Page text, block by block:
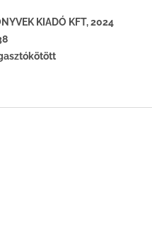
KIADÓ KFT, 2024